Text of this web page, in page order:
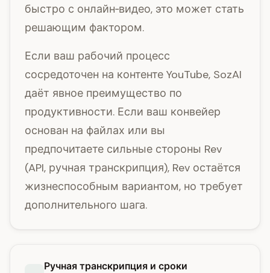
быстро с онлайн‑видео, это может стать
решающим фактором.
Если ваш рабочий процесс
сосредоточен на контенте YouTube, SozAI
даёт явное преимущество по
продуктивности. Если ваш конвейер
основан на файлах или вы
предпочитаете сильные стороны Rev
(API, ручная транскрипция), Rev остаётся
жизнеспособным вариантом, но требует
дополнительного шага.
Ручная транскрипция и сроки